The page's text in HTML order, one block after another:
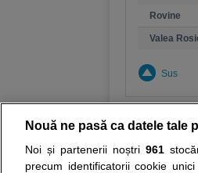
Rovine
Valea
Sus
Resurse:
Nouă ne pasă ca datele tale
Noi și partenerii noștri 961
precum identificatorii cookie